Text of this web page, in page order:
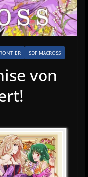
SDF MACROSS
von